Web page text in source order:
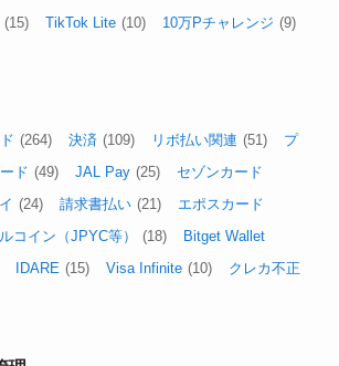
(15) TikTok Lite (10) 10万Pチャレンジ (9)
(264) 決済 (109) リボ払い関連 (51)
プ
ド (49) JAL Pay (25)
セゾンカード
(24) 請求書払い (21)
エポスカード
コイン（JPYC等） (18)
Bitget Wallet
IDARE (15) Visa Infinite (10)
クレカ不正